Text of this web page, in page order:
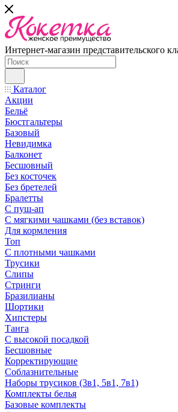
Интернет-магазин представительского
Каталог
Акции
Бельё
Бюстгальтеры
Базовый
Невидимка
Балконет
Бесшовный
Без косточек
Без бретелей
Бралетты
С пуш-ап
С мягкими чашками (без вставок)
Для кормления
Топ
С плотными чашками
Трусики
Слипы
Стринги
Бразилианы
Шортики
Хипстеры
Танга
С высокой посадкой
Бесшовные
Корректирующие
Соблазнительные
Наборы трусиков (3в1, 5в1, 7в1)
Комплекты белья
Базовые комплекты